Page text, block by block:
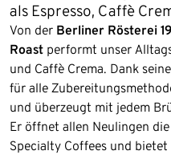
als Espresso, Caffè
Von der Berliner Rösterei
Roast performt unser
und Caffè Crema. Dank
für alle
und überzeugt mit jedem
Er öffnet allen Neulingen
Specialty Coffees und